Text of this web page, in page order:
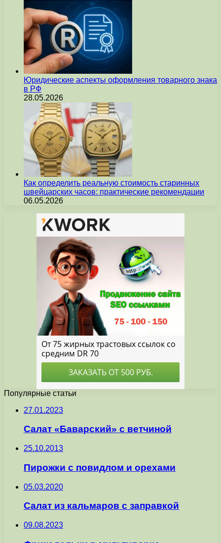
Юридические аспекты оформления товарного знака
в РФ
28.05.2026
Как определить реальную стоимость старинных
швейцарских часов: практические рекомендации
06.05.2026
Популярные статьи
27.01.2023
Салат «Баварский» с ветчиной
25.10.2013
Пирожки с повидлом и орехами
05.03.2020
Салат из кальмаров с заправкой
09.08.2023